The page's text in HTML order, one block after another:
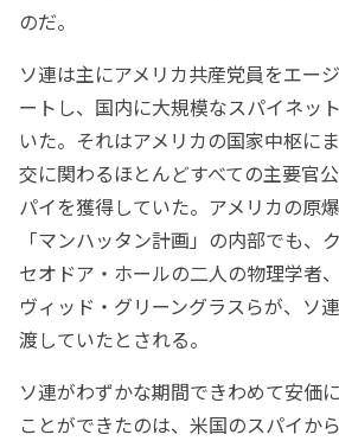
のだ。
ソ連は主にアメリカ共産党員をエー
ートし、国内に大規模なスパイネッ
いた。それはアメリカの国家中枢に
交に関わるほとんどすべての主要官
パイを獲得していた。アメリカの原
「マンハッタン計画」の内部でも、
セオドア・ホールの二人の物理学者
ヴィッド・グリーングラスらが、ソ
渡していたとされる。
ソ連がわずかな期間できわめて安価
ことができたのは、米国のスパイか